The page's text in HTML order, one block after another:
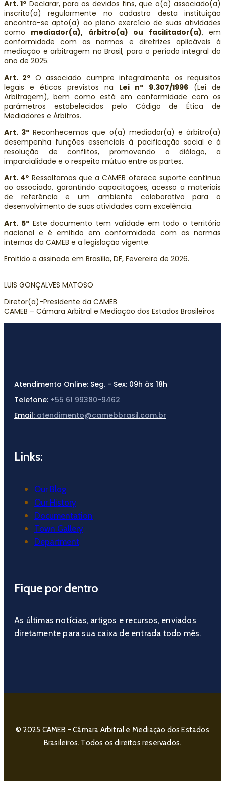
Art. 1º Declarar, para os devidos fins, que o(a) associado(a)
inscrito(a) regularmente no cadastro desta instituição
encontra-se apto(a) ao pleno exercício de suas atividades
como mediador(a), árbitro(a) ou facilitador(a), em
conformidade com as normas e diretrizes aplicáveis à
mediação e arbitragem no Brasil, para o período integral do
ano de 2025.
Art. 2º O associado cumpre integralmente os requisitos
legais e éticos previstos na Lei nº 9.307/1996(Lei de
Arbitragem), bem como está em conformidade com os
parâmetros estabelecidos pelo Código de Ética de
Mediadores e Árbitros.
Art. 3º Reconhecemos que o(a) mediador(a) e árbitro(a)
desempenha funções essenciais à pacificação social e à
resolução de conflitos, promovendo o diálogo, a
imparcialidade e o respeito mútuo entre as partes.
Art. 4º Ressaltamos que a CAMEB oferece suporte contínuo
ao associado, garantindo capacitações, acesso a materiais
de referência e um ambiente colaborativo para o
desenvolvimento de suas atividades com excelência.
Art. 5ºEste documento tem validade em todo o território
nacional e é emitido em conformidade com as normas
internas da CAMEB e a legislação vigente.
Emitido e assinado em Brasília, DF, Fevereiro de 2026.
LUIS GONÇALVES MATOSO
Diretor(a)-Presidente da CAMEB
CAMEB – Câmara Arbitral e Mediação dos Estados Brasileiros
Atendimento Online: Seg. - Sex: 09h às 18h
Telefone: +55 61 99380-9462
Email: atendimento@camebbrasil.com.br
Links:
Our Blog
Our History
Documentation
Town Gallery
Department
Fique por dentro
As últimas notícias, artigos e recursos, enviados
diretamente para sua caixa de entrada todo mês.
© 2025 CAMEB - Câmara Arbitral e Mediação dos Estados
Brasileiros. Todos os direitos reservados.